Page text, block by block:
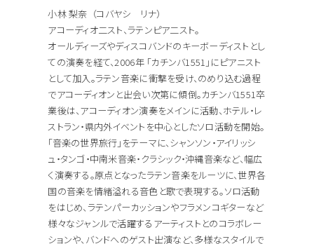
小林 梨奈 （コバヤシ リナ）
アコーディオ二スト、ラテンピア二スト。
オールディーズやディスコバンドのキーボーディストとし
ての演奏を経て、2006年 「カチンバ1551」にピアニスト
として加入。ラテン音楽に衝撃を受け、のめり込む過程
でアコーディオンと出会い次第に傾倒。カチンバ1551卒
業後は、アコーディオン演奏をメインに活動、ホテル・レ
ストラン・県内外イベントを中心としたソロ活動を開始。
「音楽の世界旅行」をテーマに、シャンソン・アイリッシ
ュ・タンゴ・中南米音楽・クラシック・沖縄音楽など、幅広
く演奏する。原点となったラテン音楽をルーツに、世界各
国の音楽を情緒溢れる音色と歌で表現する。ソロ活動
をはじめ、ラテンパーカッションやフラメンコギターなど
様々なジャンルで活躍するアーティストとのコラボレー
ションや、バンドへのゲスト出演など、多様なスタイルで